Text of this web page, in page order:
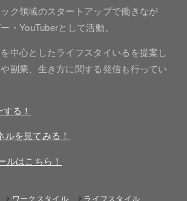
ク領域のスタートアップで働きなが
・YouTuberとして活動。
中心としたライフスタイいるを提案し
副業、生き方に関する発信も行ってい
る！
ルを見てみる！
ルはこちら！
ワークスタイル ライフスタイル